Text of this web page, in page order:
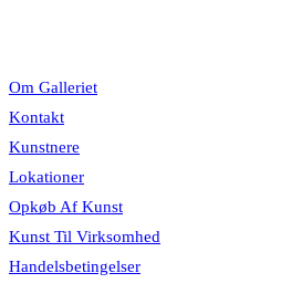
Om Galleriet
Kontakt
Kunstnere
Lokationer
Opkøb Af Kunst
Kunst Til Virksomhed
Handelsbetingelser